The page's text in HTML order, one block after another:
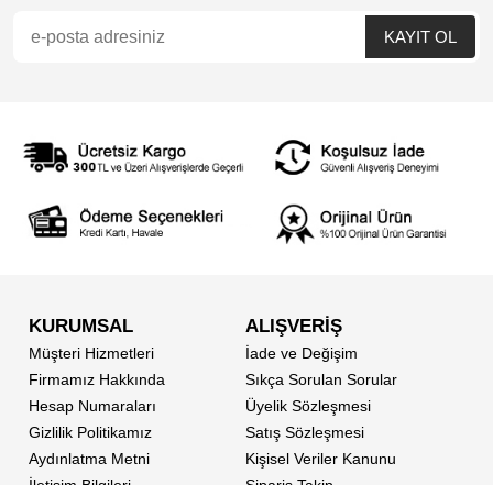
KURUMSAL
Müşteri Hizmetleri
Firmamız Hakkında
Hesap Numaraları
Gizlilik Politikamız
Aydınlatma Metni
ALIŞVERİŞ
İade ve Değişim
Sıkça Sorulan Sorular
Üyelik Sözleşmesi
Satış Sözleşmesi
Kişisel Veriler Kanunu